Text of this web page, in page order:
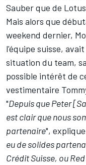
Sauber que de
Mais alors que
weekend dernier,
l'équipe suisse,
situation du team,
possible intérêt de
vestimentaire
"Depuis que Peter
est clair que nous
partenaire",
eu de solides
Crédit Suisse, ou